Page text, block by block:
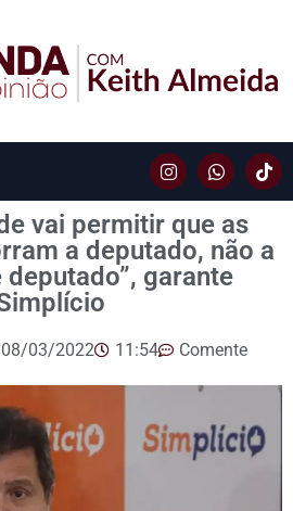
vai permitir que as
a deputado, não a
deputado”, garante
08/03/2022 11:54 Comente